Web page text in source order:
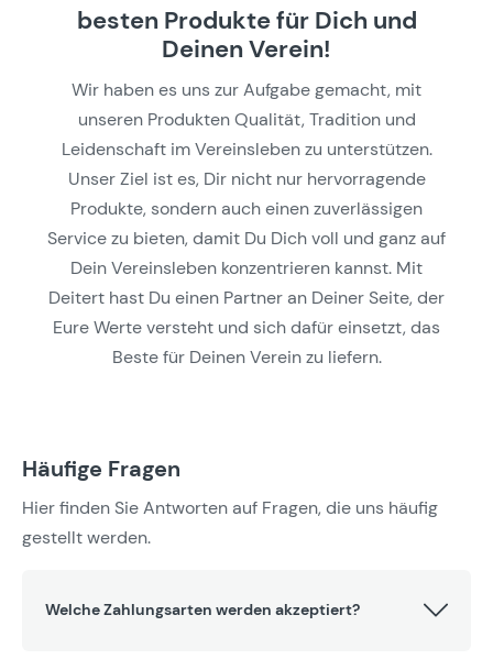
besten Produkte für Dich und
Deinen Verein!
Wir haben es uns zur Aufgabe gemacht, mit
unseren Produkten Qualität, Tradition und
Leidenschaft im Vereinsleben zu unterstützen.
Unser Ziel ist es, Dir nicht nur hervorragende
Produkte, sondern auch einen zuverlässigen
Service zu bieten, damit Du Dich voll und ganz auf
Dein Vereinsleben konzentrieren kannst. Mit
Deitert hast Du einen Partner an Deiner Seite, der
Eure Werte versteht und sich dafür einsetzt, das
Beste für Deinen Verein zu liefern.
Häufige Fragen
Hier finden Sie Antworten auf Fragen, die uns häufig
gestellt werden.
Welche Zahlungsarten werden akzeptiert?